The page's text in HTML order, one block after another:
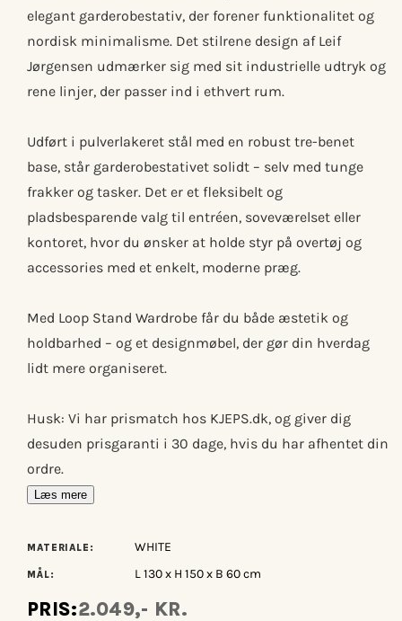
elegant garderobestativ, der forener funktionalitet og
nordisk minimalisme. Det stilrene design af Leif
Jørgensen udmærker sig med sit industrielle udtryk og
rene linjer, der passer ind i ethvert rum.
Udført i pulverlakeret stål med en robust tre-benet
base, står garderobestativet solidt – selv med tunge
frakker og tasker. Det er et fleksibelt og
pladsbesparende valg til entréen, soveværelset eller
kontoret, hvor du ønsker at holde styr på overtøj og
accessories med et enkelt, moderne præg.
Med Loop Stand Wardrobe får du både æstetik og
holdbarhed – og et designmøbel, der gør din hverdag
lidt mere organiseret.
Husk: Vi har prismatch hos KJEPS.dk, og giver dig
desuden prisgaranti i 30 dage, hvis du har afhentet din
ordre.
Læs mere
MATERIALE: WHITE
MÅL: L 130 x H 150 x B 60 cm
PRIS:2.049,- KR.